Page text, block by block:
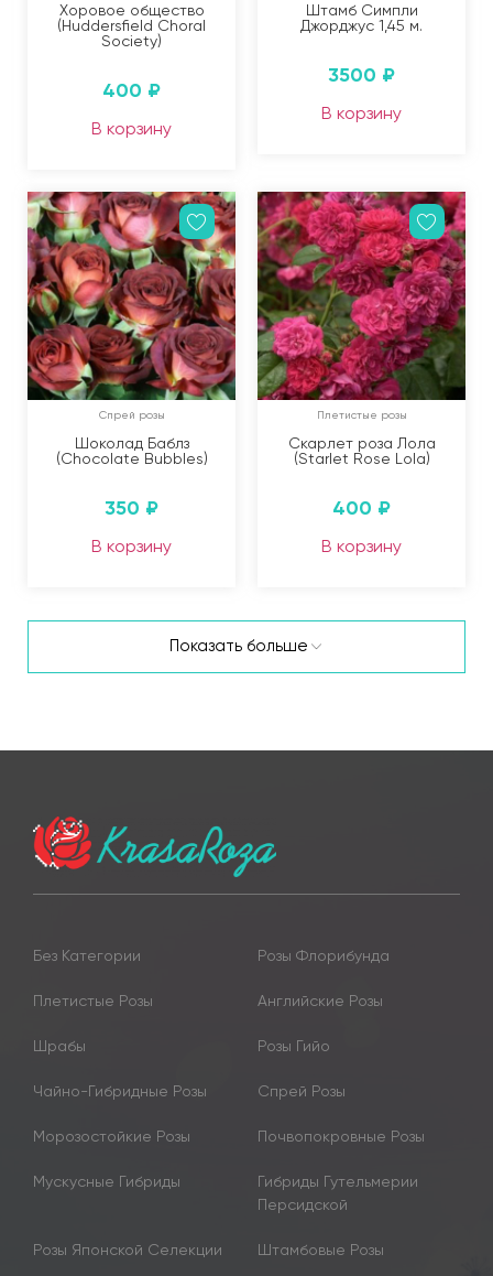
Хоровое общество
(Huddersfield Choral
Society)
400 ₽
В корзину
Штамб Симпли
Джорджус 1,45 м.
3500 ₽
В корзину
Спрей розы
Шоколад Баблз
(Chocolate Bubbles)
350 ₽
В корзину
Плетистые розы
Скарлет роза Лола
(Starlet Rose Lola)
400 ₽
В корзину
Показать больше
Без Категории Розы Флорибунда
Плетистые Розы Английские Розы
Шрабы Розы Гийо
Чайно-Гибридные Розы Спрей Розы
Морозостойкие Розы Почвопокровные Розы
Мускусные Гибриды
Гибриды Гутельмерии
Персидской
Розы Японской Селекции Штамбовые Розы